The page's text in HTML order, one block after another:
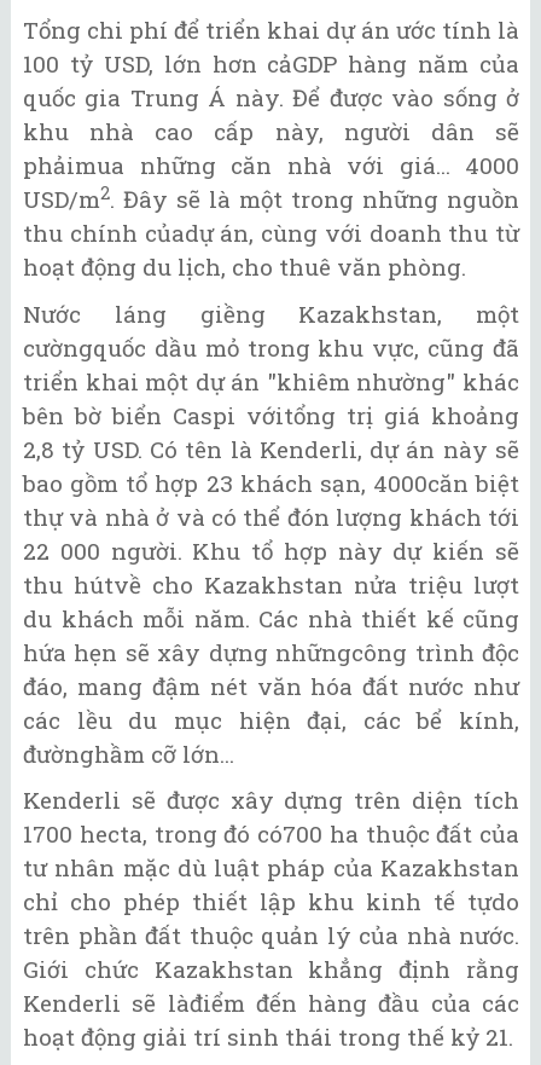
Tổng chi phí để triển khai dự án ước tính là
100 tỷ USD, lớn hơn cảGDP hàng năm của
quốc gia Trung Á này. Để được vào sống ở
khu nhà cao cấp này, người dân sẽ
phảimua những căn nhà với giá... 4000
USD/m2. Đây sẽ là một trong những nguồn
thu chính củadự án, cùng với doanh thu từ
hoạt động du lịch, cho thuê văn phòng.
Nước láng giềng Kazakhstan, một
cườngquốc dầu mỏ trong khu vực, cũng đã
triển khai một dự án "khiêm nhường" khác
bên bờ biển Caspi vớitổng trị giá khoảng
2,8 tỷ USD. Có tên là Kenderli, dự án này sẽ
bao gồm tổ hợp 23 khách sạn, 4000căn biệt
thự và nhà ở và có thể đón lượng khách tới
22 000 người. Khu tổ hợp này dự kiến sẽ
thu hútvề cho Kazakhstan nửa triệu lượt
du khách mỗi năm. Các nhà thiết kế cũng
hứa hẹn sẽ xây dựng nhữngcông trình độc
đáo, mang đậm nét văn hóa đất nước như
các lều du mục hiện đại, các bể kính,
đườnghầm cỡ lớn...
Kenderli sẽ được xây dựng trên diện tích
1700 hecta, trong đó có700 ha thuộc đất của
tư nhân mặc dù luật pháp của Kazakhstan
chỉ cho phép thiết lập khu kinh tế tựdo
trên phần đất thuộc quản lý của nhà nước.
Giới chức Kazakhstan khẳng định rằng
Kenderli sẽ làđiểm đến hàng đầu của các
hoạt động giải trí sinh thái trong thế kỷ 21.